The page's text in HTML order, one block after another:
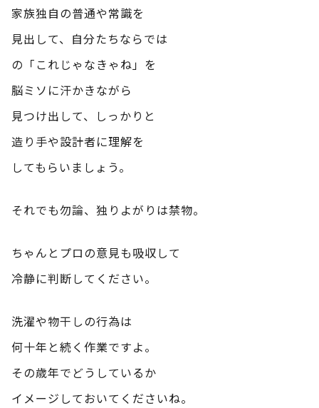
家族独自の普通や常識を
見出して、自分たちならでは
の「これじゃなきゃね」を
脳ミソに汗かきながら
見つけ出して、しっかりと
造り手や設計者に理解を
してもらいましょう。
それでも勿論、独りよがりは禁物。
ちゃんとプロの意見も吸収して
冷静に判断してください。
洗濯や物干しの行為は
何十年と続く作業ですよ。
その歳年でどうしているか
イメージしておいてくださいね。